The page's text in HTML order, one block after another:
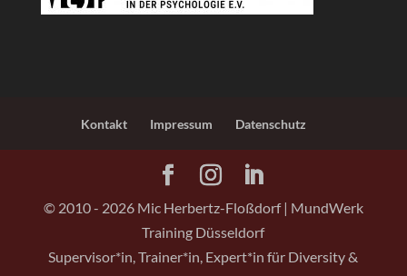
Kontakt Impressum Datenschutz
© 2010 - 2026Mic Herbertz-Floßdorf | MundWerk
Training Düsseldorf
Supervisor*in, Trainer*in, Expert*in für Diversity &